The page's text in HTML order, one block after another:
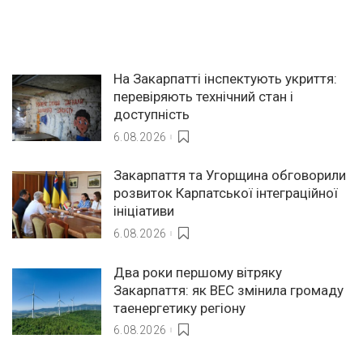
На Закарпатті інспектують укриття:
перевіряють технічний стан і
доступність
6.08.2026
Закарпаття та Угорщина обговорили
розвиток Карпатської інтеграційної
ініціативи
6.08.2026
Два роки першому вітряку
Закарпаття: як ВЕС змінила громаду
таенергетику регіону
6.08.2026